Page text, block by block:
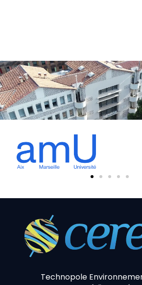
Technopole